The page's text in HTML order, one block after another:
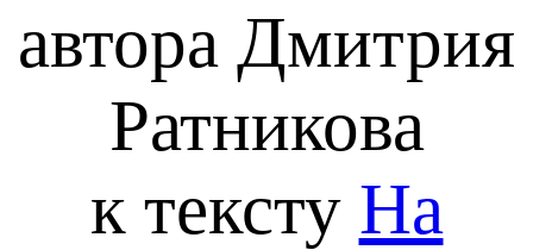
автора Дмитрия
Ратникова
к тексту На